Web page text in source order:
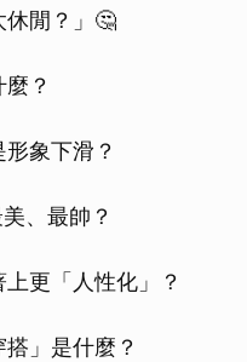
休閒？」🤔
？
象下滑？
、最帥？
更「人性化」？
」是什麼？